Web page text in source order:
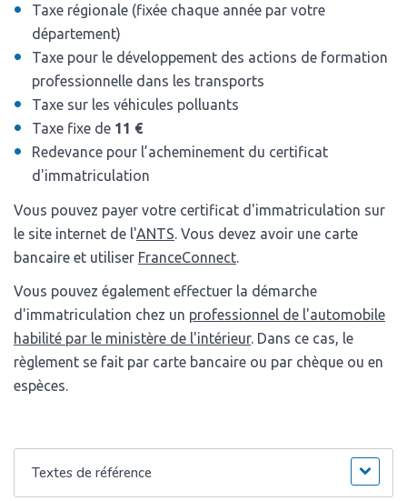
Taxe régionale (fixée chaque année par votre
département)
Taxe pour le développement des actions de formation
professionnelle dans les transports
Taxe sur les véhicules polluants
Taxe fixe de 11 €
Redevance pour l’acheminement du certificat
d'immatriculation
Vous pouvez payer votre certificat d'immatriculation sur
le site internet de l'ANTS . Vous devez avoir une carte
bancaire et utiliser FranceConnect
Vous pouvez également effectuer la démarche
d'immatriculation chez un professionnel de l'automobile
habilité par le ministère de l'intérieur. Dans ce cas, le
règlement se fait par carte bancaire ou par chèque ou en
espèces.
Textes de référence